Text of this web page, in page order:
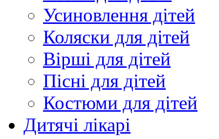
Усиновлення дітей
Коляски для дітей
Вірші для дітей
Пісні для дітей
Костюми для дітей
Дитячі лікарі